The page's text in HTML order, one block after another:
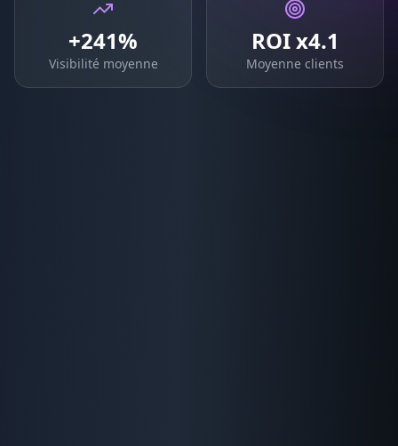
+241%
Visibilité moyenne
ROI x4.1
Moyenne clients